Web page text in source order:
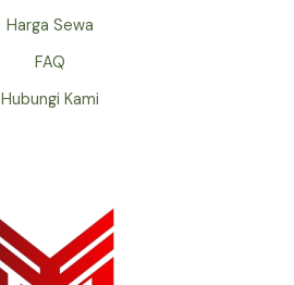
Harga Sewa
FAQ
Hubungi Kami